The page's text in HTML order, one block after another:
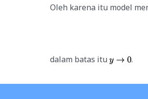
Oleh karena itu model
dalam batas itu .